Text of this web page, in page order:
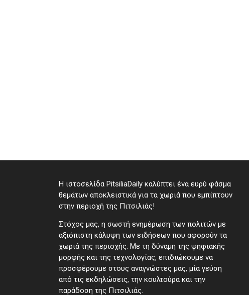
Η ιστοσελίδα PitsiliaDaily καλύπτει ένα ευρύ φάσμα
θεμάτων αποκλειστικά για τα χωριά που εμπίπτουν
στην περιοχή της Πιτσιλιάς!
Στόχος μας, η σωστή ενημέρωση των πολιτών με
αξιόπιστη κάλυψη των ειδήσεων που αφορούν τα
χωριά της περιοχής. Με τη δύναμη της ψηφιακής
μορφής και της τεχνολογίας, επιδιώκουμε να
προσφέρουμε στους αναγνώστες μας, μία γεύση
από τις εκδηλώσεις, την κουλτούρα και την
παράδοση της Πιτσιλιάς.